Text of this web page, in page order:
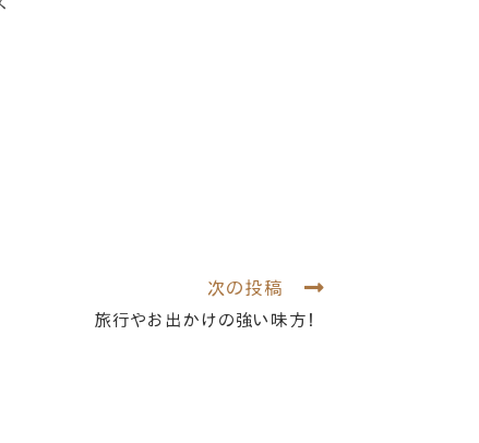
次の投稿
旅行やお出かけの強い味方！